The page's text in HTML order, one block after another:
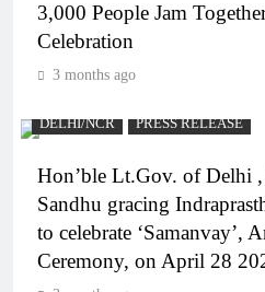
3,000 People Jam
Celebration
3 months ago
DELHI/NCR PRESS RELEASE
Hon’ble Lt.Gov. of Delhi
Sandhu gracing
to celebrate ‘Samanvay’,
Ceremony, on April 28